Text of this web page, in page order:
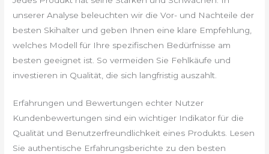
unserer Analyse beleuchten wir die Vor- und Nachteile der
besten Skihalter und geben Ihnen eine klare Empfehlung,
welches Modell für Ihre spezifischen Bedürfnisse am
besten geeignet ist. So vermeiden Sie Fehlkäufe und
investieren in Qualität, die sich langfristig auszahlt.
Erfahrungen und Bewertungen echter Nutzer
Kundenbewertungen sind ein wichtiger Indikator für die
Qualität und Benutzerfreundlichkeit eines Produkts. Lesen
Sie authentische Erfahrungsberichte zu den besten